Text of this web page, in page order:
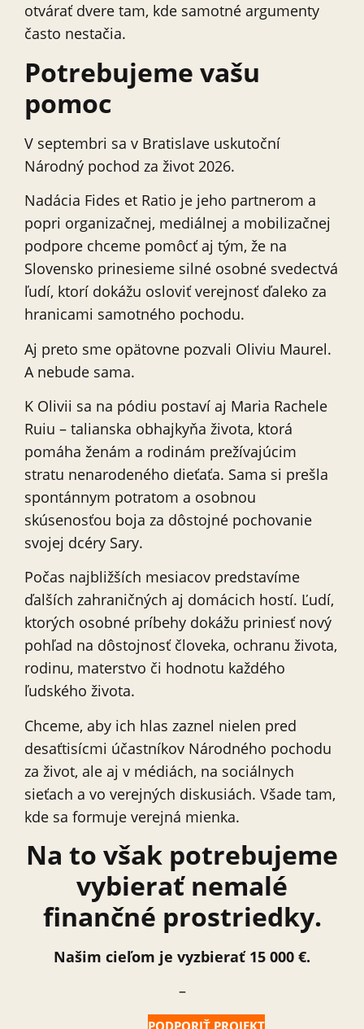
otvárať dvere tam, kde samotné argumenty
často nestačia.
Potrebujeme vašu
pomoc
V septembri sa v Bratislave uskutoční
Národný pochod za život 2026.
Nadácia Fides et Ratio je jeho partnerom a
popri organizačnej, mediálnej a mobilizačnej
podpore chceme pomôcť aj tým, že na
Slovensko prinesieme silné osobné svedectvá
ľudí, ktorí dokážu osloviť verejnosť ďaleko za
hranicami samotného pochodu.
Aj preto sme opätovne pozvali Oliviu Maurel.
A nebude sama.
K Olivii sa na pódiu postaví aj Maria Rachele
Ruiu – talianska obhajkyňa života, ktorá
pomáha ženám a rodinám prežívajúcim
stratu nenarodeného dieťaťa. Sama si prešla
spontánnym potratom a osobnou
skúsenosťou boja za dôstojné pochovanie
svojej dcéry Sary.
Počas najbližších mesiacov predstavíme
ďalších zahraničných aj domácich hostí. Ľudí,
ktorých osobné príbehy dokážu priniesť nový
pohľad na dôstojnosť človeka, ochranu života,
rodinu, materstvo či hodnotu každého
ľudského života.
Chceme, aby ich hlas zaznel nielen pred
desaťtisícmi účastníkov Národného pochodu
za život, ale aj v médiách, na sociálnych
sieťach a vo verejných diskusiách. Všade tam,
kde sa formuje verejná mienka.
Na to však potrebujeme
vybierať nemalé
finančné prostriedky.
Našim cieľom je vyzbierať 15 000 €.
–
PODPORIŤ PROJEKT